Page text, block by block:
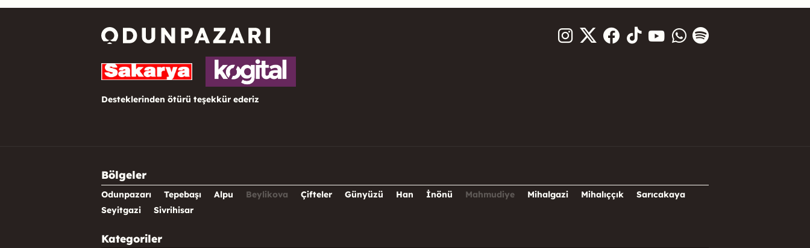
Desteklerinden ötürü teşekkür ederiz
Bölgeler
Odunpazarı Tepebaşı Alpu Beylikova Çifteler Günyüzü Han İnönü Mahmudiye Mihalgazi Mihalıççık
Sarıcakaya
Seyitgazi
Sivrihisar
Kategoriler